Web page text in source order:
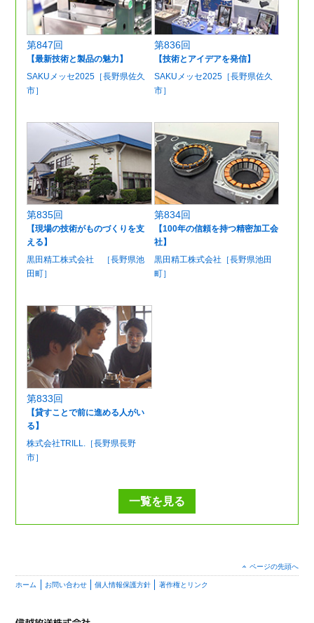
第847回
【最新技術と製品の魅力】
SAKUメッセ2025［長野県佐久
市］
第836回
【技術とアイデアを発信】
SAKUメッセ2025［長野県佐久
市］
第835回
【現場の技術がものづくりを支
える】
黒田精工株式会社 ［長野県池
田町］
第834回
【100年の信頼を持つ精密加工会
社】
黒田精工株式会社［長野県池田
町］
第833回
【貸すことで前に進める人がい
る】
株式会社TRILL.［長野県長野
市］
一覧を見る
ページの先頭へ
ホーム お問い合わせ 個人情報保護方針 著作権とリンク